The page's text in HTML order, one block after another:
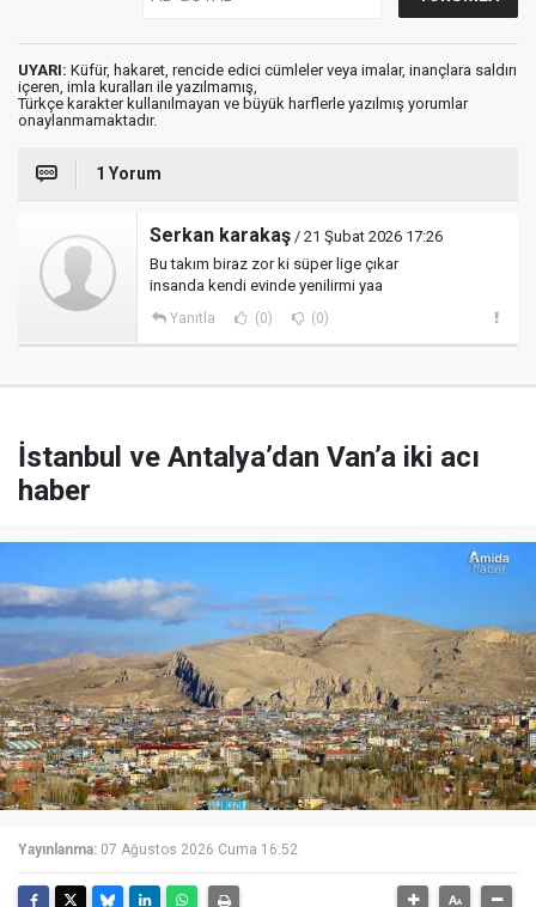
UYARI: Küfür, hakaret, rencide edici cümleler veya imalar, inançlara saldırı
içeren, imla kuralları ile yazılmamış,
Türkçe karakter kullanılmayan ve büyük harflerle yazılmış yorumlar
onaylanmamaktadır.
1 Yorum
Serkan karakaş / 21 Şubat 2026 17:26
Bu takım biraz zor ki süper lige çıkar
insanda kendi evinde yenilirmi yaa
Yanıtla (0) (0)
İstanbul ve Antalya’dan Van’a iki acı
haber
Yayınlanma: 07 Ağustos 2026 Cuma 16:52